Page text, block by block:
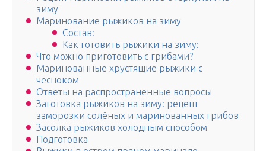
зиму
Маринование рыжиков на зиму
Состав:
Как готовить рыжики на зиму:
Что можно приготовить с грибами?
Маринованные хрустящие рыжики с
чесноком
Ответы на распространенные вопросы
Заготовка рыжиков на зиму: рецепт
заморозки солёных и маринованных грибов
Засолка рыжиков холодным способом
Подготовка